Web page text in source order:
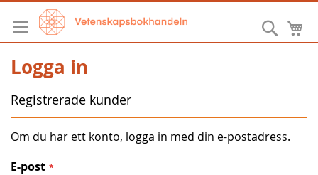
Hoppa
till
innehållet
Sök
Logga in
Registrerade kunder
Om du har ett konto, logga in med din e-postadress.
E-post